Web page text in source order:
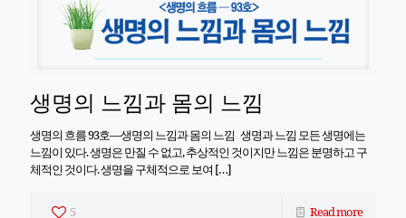
생명의 느낌과 몸의 느낌
생명의 흐름 93호―생명의 느낌과 몸의 느낌 생명과 느낌 모든 생명에는
느낌이 있다. 생명은 만질 수 없고, 추상적인 것이지만 느낌은 분명하고 구
체적인 것이다. 생명을 구체적으로 보여 […]
5 Read more